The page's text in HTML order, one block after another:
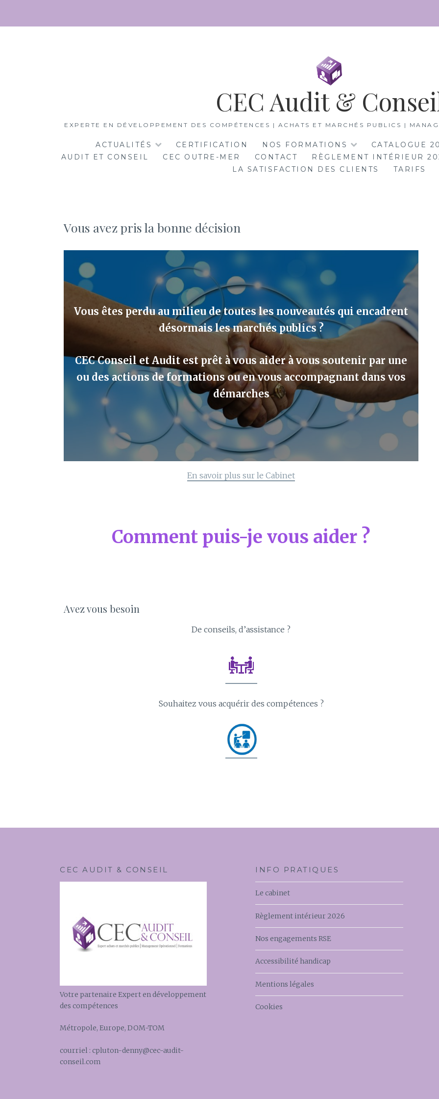
CEC Audit &
EXPERTE EN DÉVELOPPEMENT DES COMPÉTENCES | ACHATS ET MARCHÉS PUBLICS |
ACTUALITÉS CERTIFICATION NOS FORMATIONS CATALOGUE
AUDIT ET CONSEIL
CEC OUTRE-MER CONTACT RÈGLEMENT INTÉRIEUR
LA SATISFACTION DES CLIENTS
TARIFS
Vous avez pris la bonne décision
Vous êtes perdu au milieu de toutes les nouveautés qui encadrent
désormais les marchés publics ?
CEC Conseil et Audit est prêt à vous aider à vous soutenir par une
ou des actions de formations ou en vous accompagnant dans vos
démarches
En savoir plus sur le Cabinet
Comment puis-je vous aider ?
Avez vous besoin
De conseils, d’assistance ?
Souhaitez vous acquérir des compétences ?
CEC AUDIT & CONSEIL
Votre partenaire Expert en développement
des compétences
Métropole, Europe, DOM-TOM
courriel : cpluton-denny@cec-audit-
conseil.com
INFO PRATIQUES
Le cabinet
Règlement intérieur 2026
Nos engagements RSE
Accessibilité handicap
Mentions légales
Cookies